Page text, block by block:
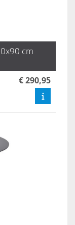
cm
€ 290,95